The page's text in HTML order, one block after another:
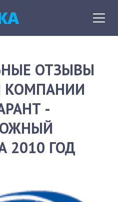
ОТЗЫВЫ
КОМПАНИИ
-
2010 ГОД